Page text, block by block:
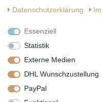
Vertrag widerrufen
Daten­schutz­erklärung
Essenziell
Statistik
Externe Medien
DHL Wunschzustellung
PayPal